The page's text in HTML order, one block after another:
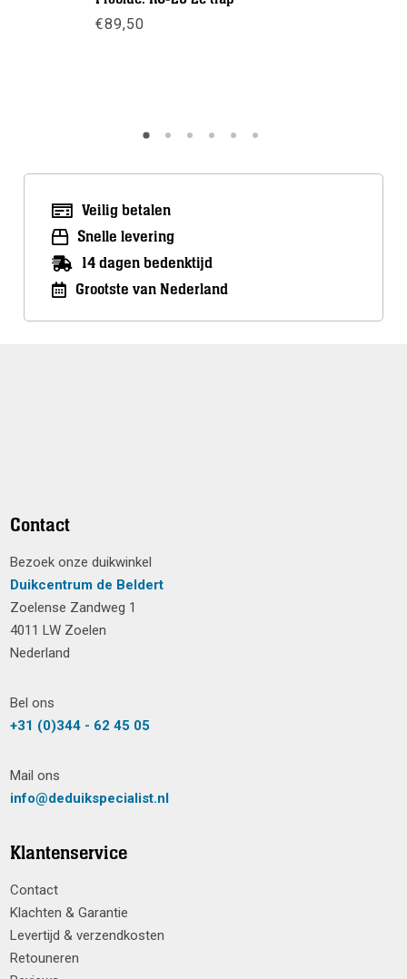
€89,50
Veilig betalen
Snelle levering
14 dagen bedenktijd
Grootste van Nederland
Contact
Bezoek onze duikwinkel
Duikcentrum de Beldert
Zoelense Zandweg 1
4011 LW Zoelen
Nederland
Bel ons
+31 (0)344 - 62 45 05
Mail ons
info@deduikspecialist.nl
Klantenservice
Contact
Klachten & Garantie
Levertijd & verzendkosten
Retouneren